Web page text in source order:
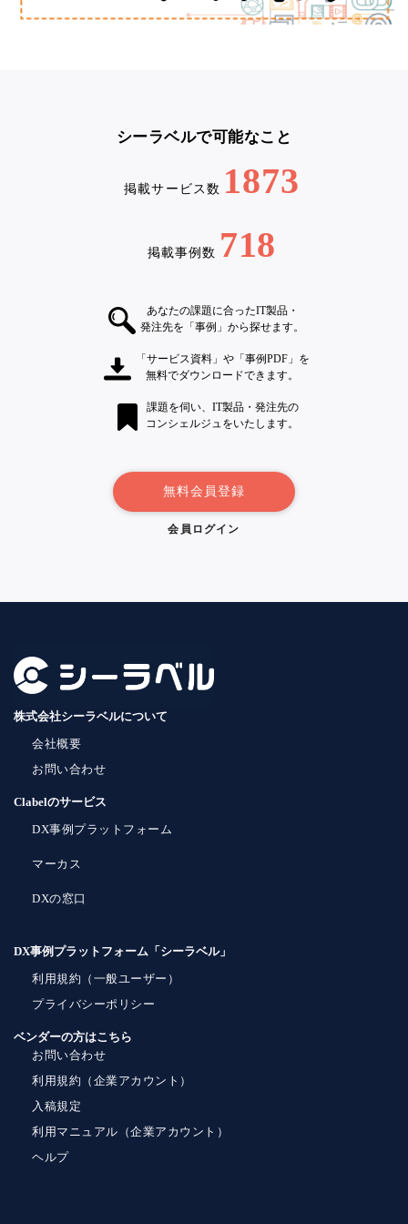
シーラベルで可能なこと
掲載サービス数 1873
掲載事例数 718
あなたの課題に合ったIT製品・
発注先を「事例」から探せます。
「サービス資料」や「事例PDF」を
無料でダウンロードできます。
課題を伺い、IT製品・発注先の
コンシェルジュをいたします。
無料会員登録
会員ログイン
株式会社シーラベルについて
会社概要
お問い合わせ
Clabelのサービス
DX事例プラットフォーム
マーカス
DXの窓口
DX事例プラットフォーム「シーラベル」
利用規約（一般ユーザー）
プライバシーポリシー
ベンダーの方はこちら
お問い合わせ
利用規約（企業アカウント）
入稿規定
利用マニュアル（企業アカウント）
ヘルプ